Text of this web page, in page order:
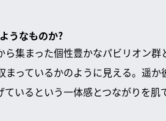
うなものか?
集まった個性豊かなパビリオン
っているかのように見える。遥
いるという一体感とつながりを肌